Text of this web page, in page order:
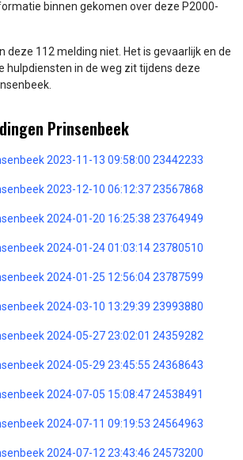
binnen gekomen over deze P2000-
deze 112 melding niet. Het is gevaarlijk en de
hulpdiensten in de weg zit tijdens deze
Prinsenbeek
2023-11-13 09:58:00 23442233
2023-12-10 06:12:37 23567868
2024-01-20 16:25:38 23764949
2024-01-24 01:03:14 23780510
2024-01-25 12:56:04 23787599
2024-03-10 13:29:39 23993880
2024-05-27 23:02:01 24359282
2024-05-29 23:45:55 24368643
2024-07-05 15:08:47 24538491
2024-07-11 09:19:53 24564963
2024-07-12 23:43:46 24573200